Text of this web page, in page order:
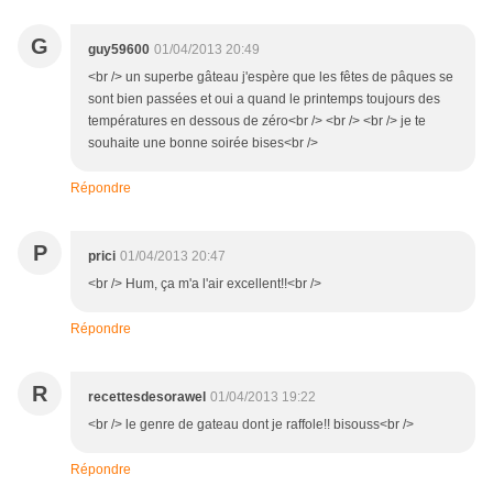
G guy59600 01/04/2013 20:49
<br /> un superbe gâteau j'espère que les fêtes de pâques se
sont bien passées et oui a quand le printemps toujours des
températures en dessous de zéro<br /> <br /> <br /> je te
souhaite une bonne soirée bises<br />
Répondre
P prici 01/04/2013 20:47
<br /> Hum, ça m'a l'air excellent!!<br />
Répondre
R recettesdesorawel 01/04/2013 19:22
<br /> le genre de gateau dont je raffole!! bisouss<br />
Répondre